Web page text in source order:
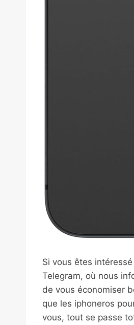
Si vous êtes intéressé
Telegram, où nous
de vous économiser
que les iphoneros
vous, tout se passe